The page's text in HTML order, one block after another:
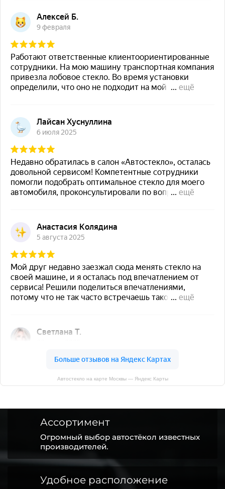
Автостекло на карте Москвы — Яндекс Карты
Ассортимент
Огромный выбор автостёкол известных
производителей.
Удобное расположение